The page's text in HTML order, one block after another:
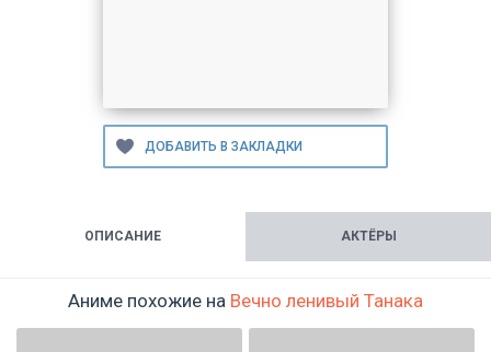
ОПИСАНИЕ АКТЁРЫ
Аниме похожие на Вечно ленивый Танака